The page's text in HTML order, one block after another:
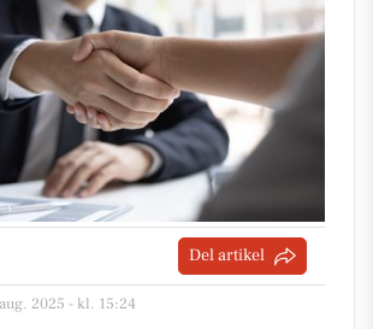
Del artikel
2025 - kl. 15:24